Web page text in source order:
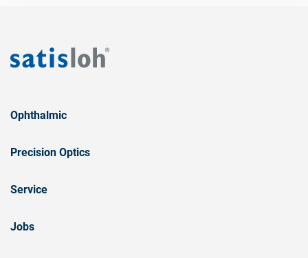
Ophthalmic
Precision Optics
Service
Jobs